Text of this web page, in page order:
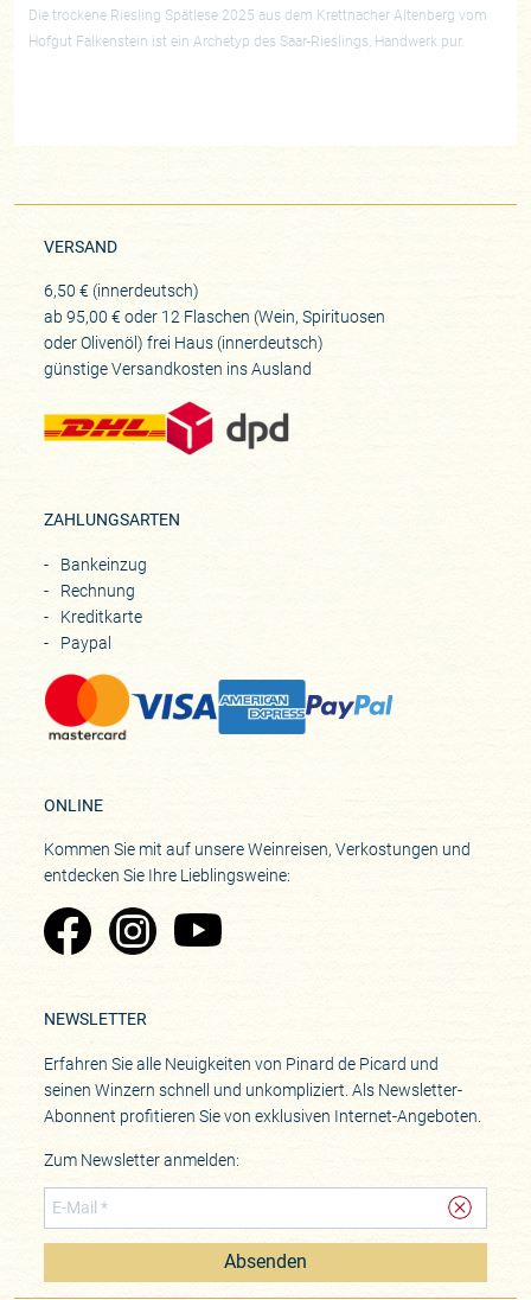
Die trockene Riesling Spätlese 2025 aus dem Krettnacher Altenberg vom
Hofgut Falkenstein ist ein Archetyp des Saar-Rieslings, Handwerk pur.
VERSAND
6,50 € (innerdeutsch)
ab 95,00 € oder 12 Flaschen (Wein, Spirituosen
oder Olivenöl) frei Haus (innerdeutsch)
günstige Versandkosten ins Ausland
ZAHLUNGSARTEN
Bankeinzug
Rechnung
Kreditkarte
Paypal
ONLINE
Kommen Sie mit auf unsere Weinreisen, Verkostungen und
entdecken Sie Ihre Lieblingsweine:
Zu Pinard's Facebook-Seite
Zu Pinard's Instagram-Seite
Zu Pinard's YouTube-Seite
NEWSLETTER
Erfahren Sie alle Neuigkeiten von Pinard de Picard und
seinen Winzern schnell und unkompliziert. Als Newsletter-
Abonnent profitieren Sie von exklusiven Internet-Angeboten.
Zum Newsletter anmelden:
Absenden